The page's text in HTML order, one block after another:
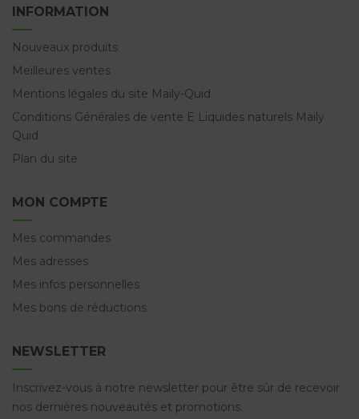
INFORMATION
Nouveaux produits
Meilleures ventes
Mentions légales du site Maily-Quid
Conditions Générales de vente E Liquides naturels Maily
Quid
Plan du site
MON COMPTE
Mes commandes
Mes adresses
Mes infos personnelles
Mes bons de réductions
NEWSLETTER
Inscrivez-vous à notre newsletter pour être sûr de recevoir
nos dernières nouveautés et promotions.